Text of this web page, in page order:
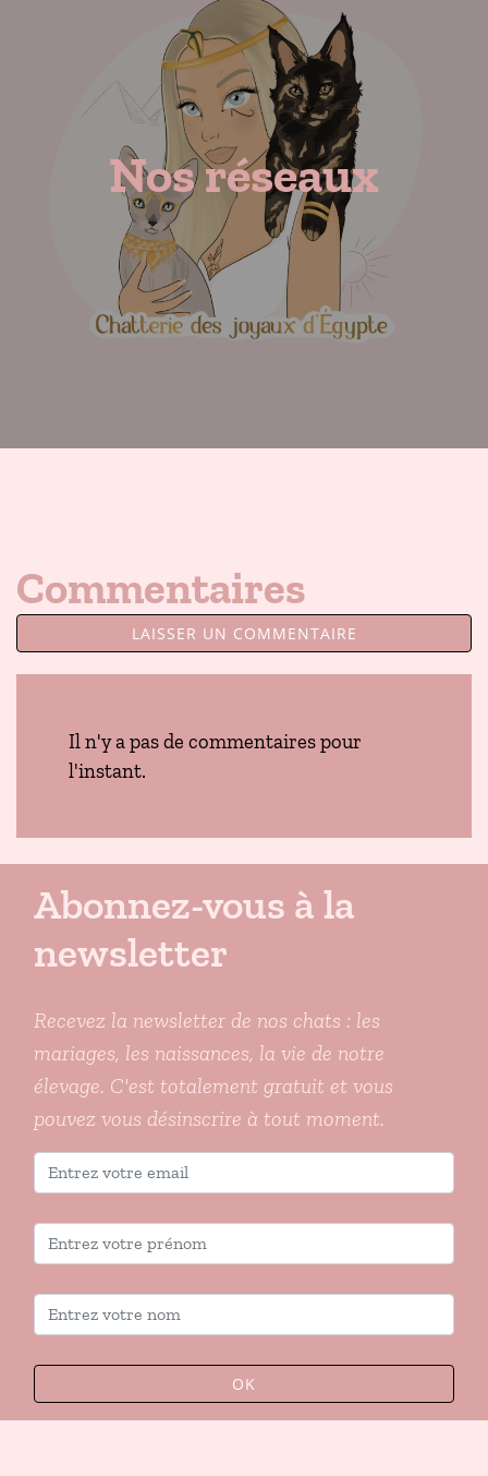
Nos réseaux
Commentaires
LAISSER UN COMMENTAIRE
Il n'y a pas de commentaires pour
l'instant.
Abonnez-vous à la
newsletter
Recevez la newsletter de nos chats : les
mariages, les naissances, la vie de notre
élevage. C'est totalement gratuit et vous
pouvez vous désinscrire à tout moment.
OK